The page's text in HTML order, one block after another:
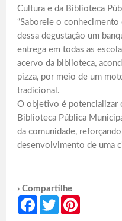
Cultura e da Biblioteca
“Saboreie o
dessa degustação um
entrega em todas as
acervo da biblioteca,
pizza, por meio de um
tradicional.
O objetivo é potencializar
Biblioteca Pública
da comunidade,
desenvolvimento de uma
› Compartilhe
Facebook
Twitter